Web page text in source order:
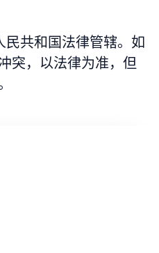
民共和国法律管辖。如
突，以法律为准，但